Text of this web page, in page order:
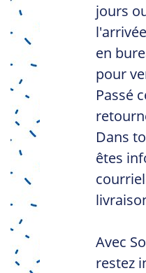
jours
en
pour
Passé
Dans
êtes
Avec
restez